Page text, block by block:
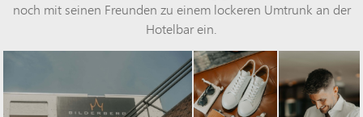
noch mit seinen Freunden zu einem lockeren Umtrunk an der
Hotelbar ein.